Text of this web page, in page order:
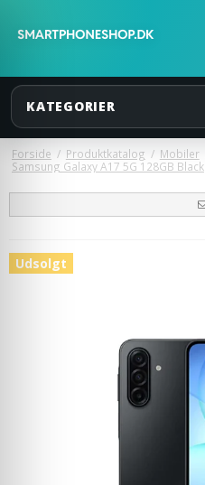
KATEGORIER
Forside / Produktkatalog / Mobiler
Samsung Galaxy A17 5G 128GB Black
Udsolgt